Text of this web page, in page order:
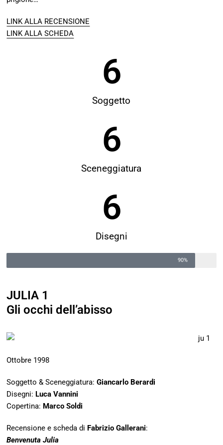
LINK ALLA RECENSIONE
LINK ALLA SCHEDA
Soggetto
6
Sceneggiatura
6
Disegni
6
90%
JULIA 1
Gli occhi dell’abisso
Ottobre 1998
Soggetto & Sceneggiatura: Giancarlo Berardi
Disegni: Luca Vannini
Copertina: Marco Soldi
Recensione e scheda di Fabrizio Gallerani:
Benvenuta Julia